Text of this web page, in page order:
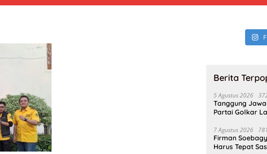
Berita
5 Agustus 2026
Tanggung
Partai Golkar
7 Agustus 2026
Firman
Harus Tepat